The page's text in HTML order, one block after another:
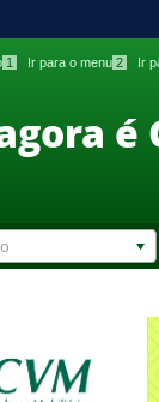
1 Ir para o menu 2 Ir
é